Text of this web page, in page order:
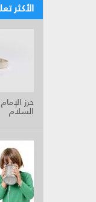
الأكثر
حرز
السلام